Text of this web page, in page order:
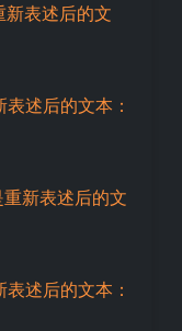
表述后的文
述后的文本：
新表述后的文
述后的文本：